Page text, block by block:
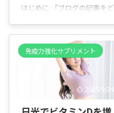
はじめに 「ブログの記事をど
い……」というような疑問・
悩みをもっていませんか？今
回はそれに近い形で、腸内フ
ローラ（腸内細菌叢）を整え
ることで期待できるダイエッ
ト効果と、そのために役立つ
免疫力強化サプリメント
2025/9/24